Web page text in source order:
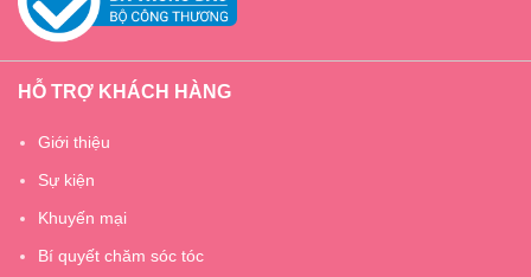
HỖ TRỢ KHÁCH HÀNG
Giới thiệu
Sự kiện
Khuyến mại
Bí quyết chăm sóc tóc